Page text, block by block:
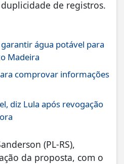
de registros.
água potável para
Madeira
comprovar informações
diz Lula após revogação
(PL-RS),
da proposta, com o